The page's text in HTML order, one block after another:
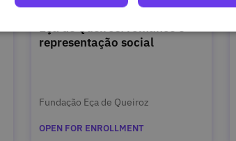
Eça de Queirós: romance e
representação social
Fundação Eça de Queiroz
OPEN FOR ENROLLMENT